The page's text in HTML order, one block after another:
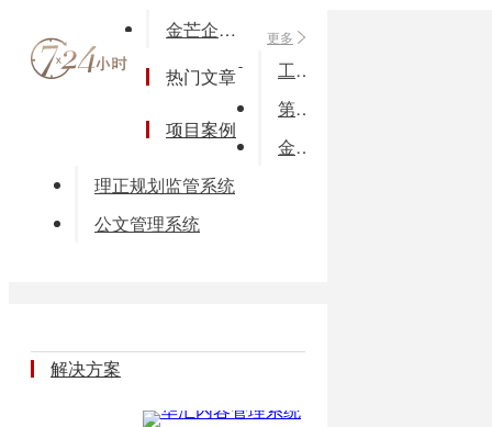
更多
热门文章
项目案例
金芒企业云平台
工程师派遣及日程管理系统
第三代VPN天联（TeamLink）
金融保险业电子化采购系统
理正规划监管系统
公文管理系统
解决方案